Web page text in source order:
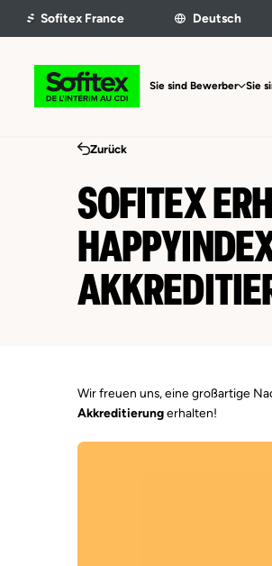
Sie sind Bewerber Sie
Zurück
SOFITEX
Wir freuen uns, eine großartige
Akkreditierungerhalten!